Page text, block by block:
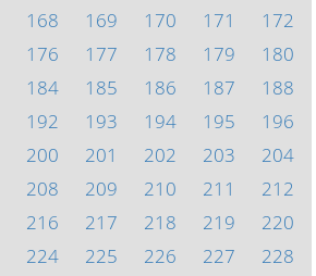
168 169 170 171
172
176 177 178 179
180
184 185 186 187
188
192 193 194 195
196
200 201 202 203
204
208 209 210 211
212
216 217 218 219
220
224 225 226 227
228